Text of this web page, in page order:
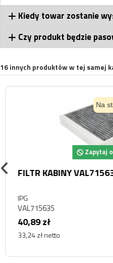
Kiedy towar zostanie
Czy produkt będzie
16 innych produktów w tej samej
Na
Zapytaj
FILTR KABINY
IPG
VAL715635
40,89 zł
33,24 zł netto